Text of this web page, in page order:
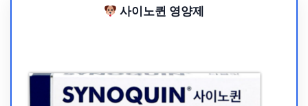
사이노퀸 영양제